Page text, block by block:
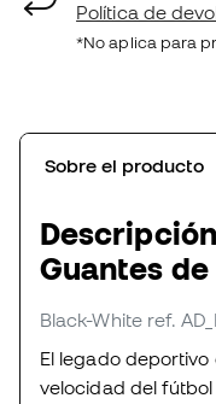
Política de
*No aplica para
Sobre el producto
Guantes
Black-White ref.
El legado
velocidad del